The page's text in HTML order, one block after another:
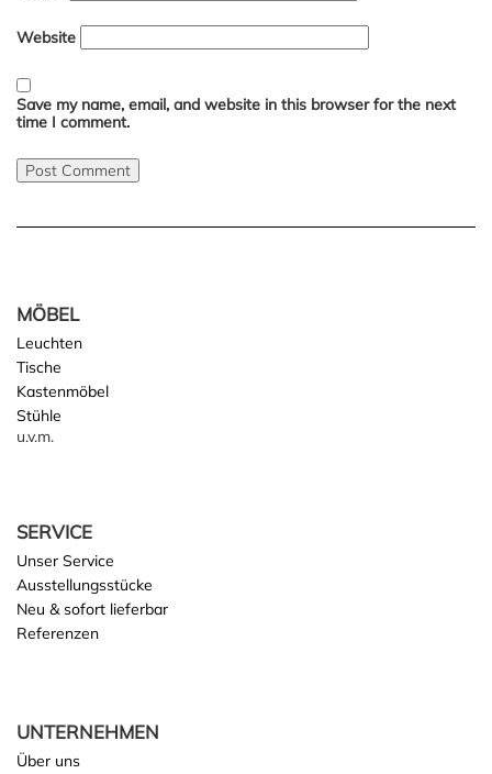
Website
Save my name, email, and website in this browser for the next
time I comment.
MÖBEL
Leuchten
Tische
Kastenmöbel
Stühle
u.v.m.
SERVICE
Unser Service
Ausstellungsstücke
Neu & sofort lieferbar
Referenzen
UNTERNEHMEN
Über uns